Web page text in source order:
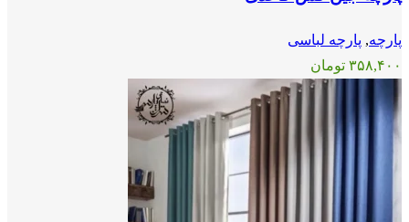
پارچه, پارچه لباسی
۳۵۸,۴۰۰ تومان